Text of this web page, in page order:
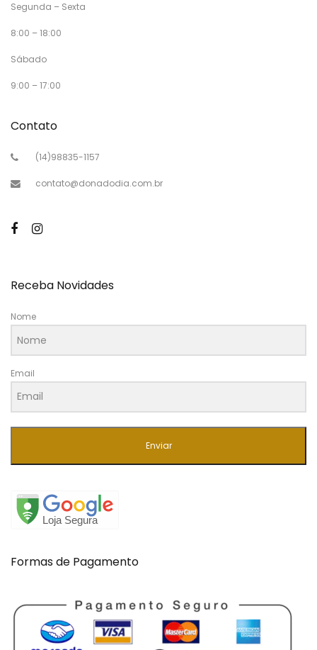
Segunda – Sexta
8:00 – 18:00
Sábado
9:00 – 17:00
Contato
(14)98835-1157
contato@donadodia.com.br
Receba Novidades
Nome
Email
Enviar
Formas de Pagamento